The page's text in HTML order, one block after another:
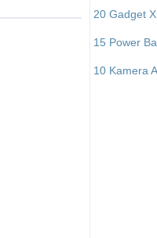
20 Gadget
15 Power
10 Kamera